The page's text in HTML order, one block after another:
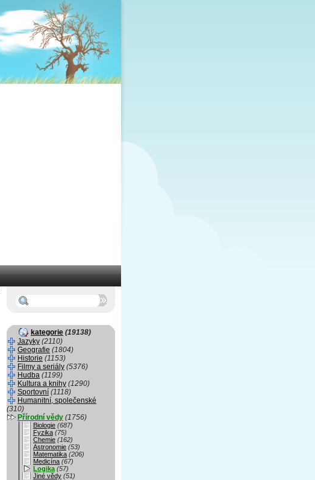
kategorie (19138)
Jazyky (2110)
Geografie (1804)
Historie (1153)
Filmy a seriály (5376)
Hudba (1199)
Kultura a knihy (1290)
Sportovní (1118)
Humanitní, společenské
(310)
Přírodní vědy (1756)
Biologie (687)
Fyzika (75)
Chemie (162)
Astronomie (53)
Matematika (206)
Medicína (67)
Logika (57)
Jiné vědy (51)